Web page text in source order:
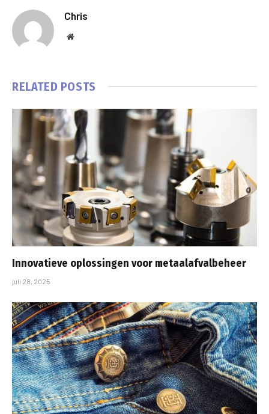
Chris
Website
RELATED POSTS
Innovatieve oplossingen voor metaalafvalbeheer
juli 28, 2025